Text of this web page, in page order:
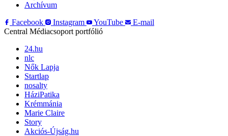
Archívum
Facebook
Instagram YouTube
E-mail
Central Médiacsoport portfólió
24.hu
nlc
Nők Lapja
Startlap
nosalty
HáziPatika
Krémmánia
Marie Claire
Story
Akciós-Újság.hu